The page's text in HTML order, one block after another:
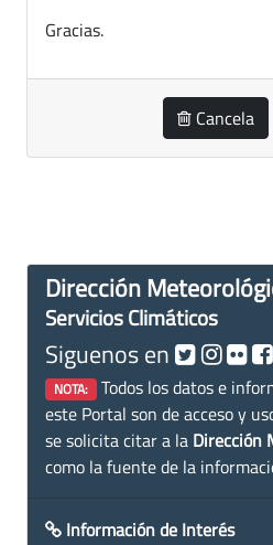
Gracias.
Cancela
Dirección
Servicios Climáticos
Siguenos en
NOTA: Todos los datos e
este Portal son de acceso y
se solicita citar a la Dirección
como la fuente de la
Información de Interés